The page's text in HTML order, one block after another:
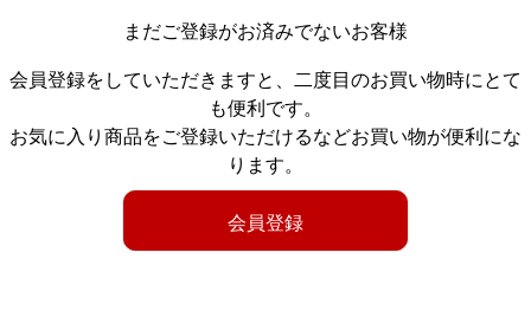
まだご登録がお済みでないお客様
会員登録をしていただきますと、二度目のお買い物時にとて
も便利です。
お気に入り商品をご登録いただけるなどお買い物が便利にな
ります。
会員登録